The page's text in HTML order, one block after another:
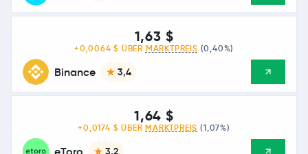
Binance 3,4
1,63 $
+0,0064 $ ÜBER MARKTPREIS (0,40%)
eToro 3,2
1,64 $
+0,0174 $ ÜBER MARKTPREIS (1,07%)